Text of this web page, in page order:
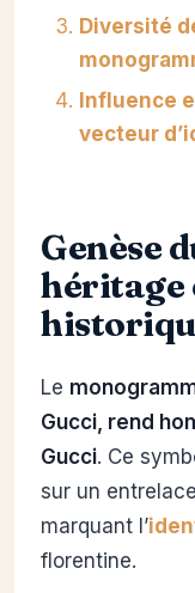
Diversité
Influence
vecteur
Genèse
héritage
Le
Gucci, rend
Gucci. Ce
sur un
marquant l’
florentine.